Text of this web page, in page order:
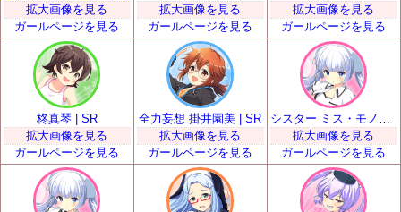
拡大画像を見る
ガールページを見る
拡大画像を見る
ガールページを見る
拡大画像を見る
ガールページを見る
柊真琴 | SR
拡大画像を見る
ガールページを見る
全力妄想 掛井園美 | SR
拡大画像を見る
ガールページを見る
拡大画像を見る
ガールページを見る